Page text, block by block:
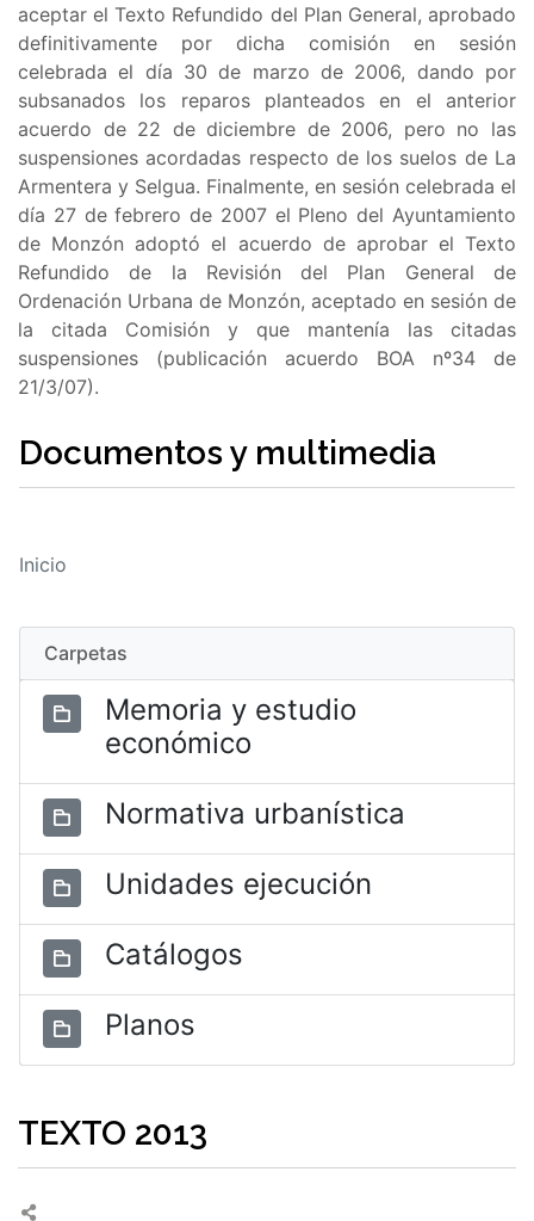
aceptar el Texto Refundido del Plan General, aprobado
definitivamente por dicha comisión en sesión
celebrada el día 30 de marzo de 2006, dando por
subsanados los reparos planteados en el anterior
acuerdo de 22 de diciembre de 2006, pero no las
suspensiones acordadas respecto de los suelos de La
Armentera y Selgua. Finalmente, en sesión celebrada el
día 27 de febrero de 2007 el Pleno del Ayuntamiento
de Monzón adoptó el acuerdo de aprobar el Texto
Refundido de la Revisión del Plan General de
Ordenación Urbana de Monzón, aceptado en sesión de
la citada Comisión y que mantenía las citadas
suspensiones (publicación acuerdo BOA nº34 de
21/3/07).
Documentos y multimedia
Inicio
Carpetas
Memoria y estudio
económico
Normativa urbanística
Unidades ejecución
Catálogos
Planos
TEXTO 2013